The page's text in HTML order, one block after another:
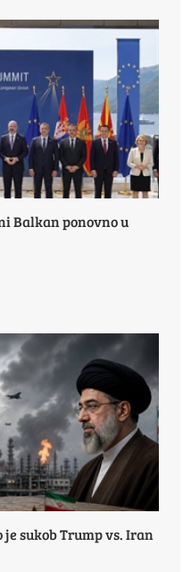
Balkan ponovno u
je sukob Trump vs. Iran